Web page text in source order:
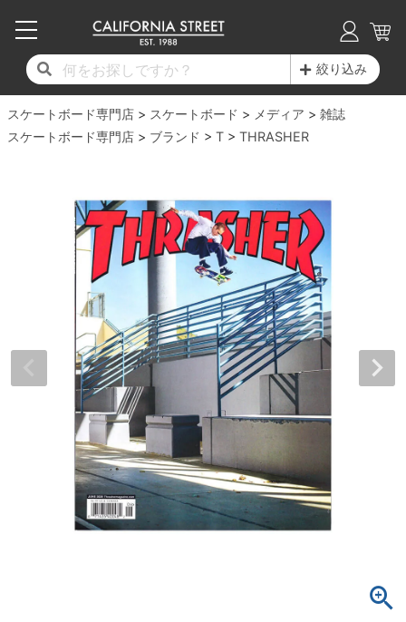
絞り込み
スケートボード専門店 スケートボード メディア
雑誌
スケートボード専門店
ブランド T THRASHER
17時までのご注文は当日発送！
11,000円以上で送料無料！
毎月1日はポイント5倍！10日と20日は3倍！
デッキ
17時までのご注文は当日発送！
11,000円以上で送料無料！
毎月1日はポイント5倍！10日と20日は3倍！
デッキブランド一覧（全てのデッキ）
サイズからデッキを選ぶ
子供用デッキ
7.0inch以下
7.7inch
トラック
17時までのご注文は当日発送！
11,000円以上で送料無料！
毎月1日はポイント5倍！10日と20日は3倍！
トラックブランド一覧（全てのトラック）
適合デッキサイズから選ぶ
7.0inch以下
7.2inch
7.8inch
ウィール
17時までのご注文は当日発送！
11,000円以上で送料無料！
毎月1日はポイント5倍！10日と20日は3倍！
ウィールブランド一覧（全てのウィール）
ウィールをサイズから選ぶ
50mm
51mm
56mm
スピットファイヤー F4（フォーミュラフォ
ボーンズ XF（エックスフォーミュラ）
ボーンズ STF（エスティーエフ）
パウエルペラルタ DF（ドラゴンフォーミュ
ソフトウィール（クルーザー）
ベアリング
デッキテープ
ボルト
パーツ・その他
足回りセット（トラック・ウィールセット）
17時までのご注文は当日発送！
11,000円以上で送料無料！
毎月1日はポイント5倍！10日と20日は3倍！
シューズブランド一覧
シューズをサイズから選ぶ
20cm
21cm
24cm
インソール
シューレース・その他
17時までのご注文は当日発送！
11,000円以上で送料無料！
毎月1日はポイント5倍！10日と20日は3倍！
ロングスリーブTシャツ
ジャケット
パーカー
トレーナー・セーター
パンツ
ショーツ
長袖ボタンシャツ
7分袖シャツ・ラグラン
17時までのご注文は当日発送！
11,000円以上で送料無料！
毎月1日はポイント5倍！10日と20日は3倍！
カテゴリー
17時までのご注文は当日発送！
11,000円以上で送料無料！
毎月1日はポイント5倍！10日と20日は3倍！
商品情報
徹底解析
スタッフおすすめアイテム
ブランド紹介
INFO
スケートパーク情報
17時までのご注文は当日発送！
11,000円以上で送料無料！
毎月1日はポイント5倍！10日と20日は3倍！
ショップライダー紹介
スタッフ紹介
カリフォルニアストリートの歴史
プライバシーポリシー
特定商取引法に基づく表記